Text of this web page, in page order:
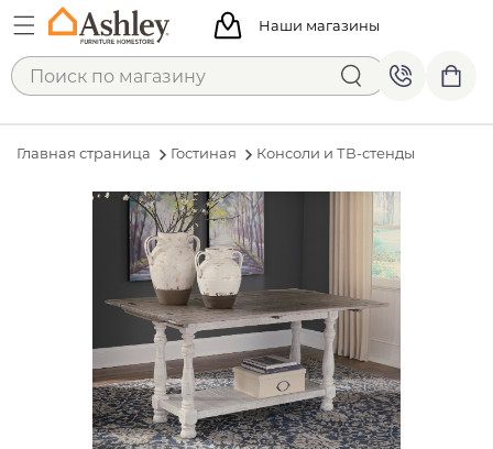
Наши магазины
Главная страница Гостиная Консоли и ТВ-стенды